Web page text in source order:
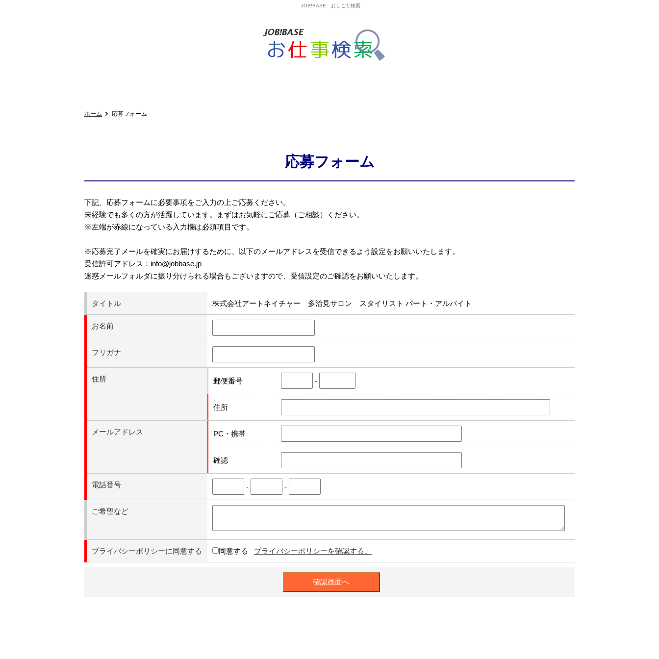
JOB!BASE おしごと検索
ホーム 応募フォーム
応募フォーム
下記、応募フォームに必要事項をご入力の上ご応募ください。
未経験でも多くの方が活躍しています。まずはお気軽にご応募（ご相談）ください。
※左端が赤線になっている入力欄は必須項目です。
※応募完了メールを確実にお届けするために、以下のメールアドレスを受信できるよう設定をお願いいたします。
受信許可アドレス：info@jobbase.jp
迷惑メールフォルダに振り分けられる場合もございますので、受信設定のご確認をお願いいたします。
タイトル 株式会社アートネイチャー 多治見サロン スタイリスト パート・アルバイト
お名前
フリガナ
住所 郵便番号 -
住所
メールアドレス PC・携帯
確認
電話番号 - -
ご希望など
プライバシーポリシーに同意する 同意する プライバシーポリシーを確認する。